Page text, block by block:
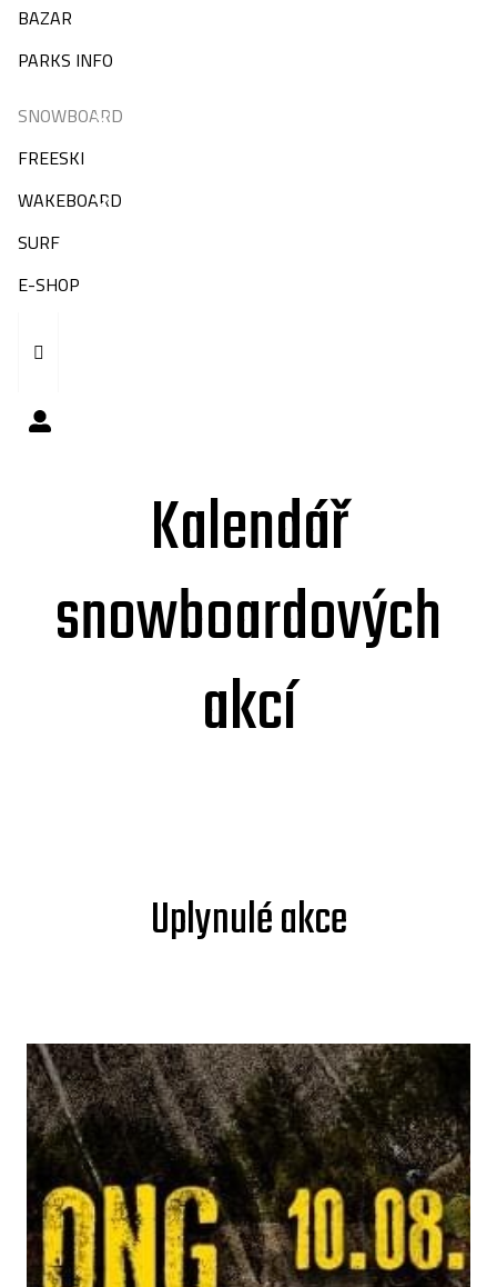
BAZAR
PARKS INFO
SNOWBOARD
FREESKI
WAKEBOARD
SURF
E-SHOP
Kalendář
snowboardových
akcí
Uplynulé akce